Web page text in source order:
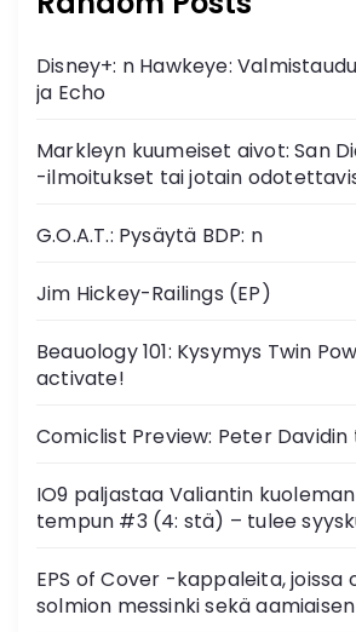
Disney+: n Hawkeye:
ja Echo
Markleyn kuumeiset aivot: San
-ilmoitukset tai jotain
G.O.A.T.: Pysäytä BDP: n
Jim Hickey-Railings (EP)
Beauology 101: Kysymys Twin
activate!
Comiclist Preview: Peter
IO9 paljastaa Valiantin
tempun #3 (4: stä) – tulee
EPS of Cover -kappaleita, joissa
solmion messinki sekä